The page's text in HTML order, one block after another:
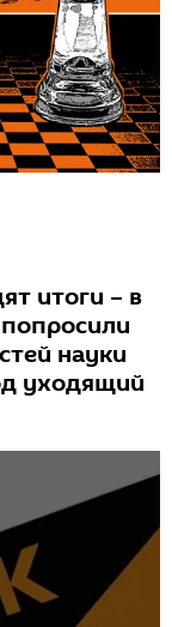
итоги – в
науки
уходящий